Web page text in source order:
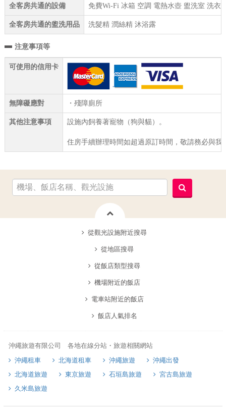
全客房共通的設備 免費Wi-Fi 冰箱 空調 電熱水壺 盥洗室 洗衣
全客房共通的盥洗用品 洗髮精 潤絲精 沐浴露
注意事項等
可使用的信用卡
無障礙應對 ・殘障廁所
其他注意事項 設施內飼養著寵物（狗與貓）。
住房手續辦理時間如超過原訂時間，敬請務必與我
從觀光設施附近搜尋
從地區搜尋
從飯店類型搜尋
機場附近的飯店
電車站附近的飯店
飯店人氣排名
沖繩旅遊有限公司 各地在線分站・旅遊相關網站
沖繩租車
北海道租車 沖繩旅遊
沖繩出發
北海道旅遊
東京旅遊 石垣島旅遊
宮古島旅遊
久米島旅遊